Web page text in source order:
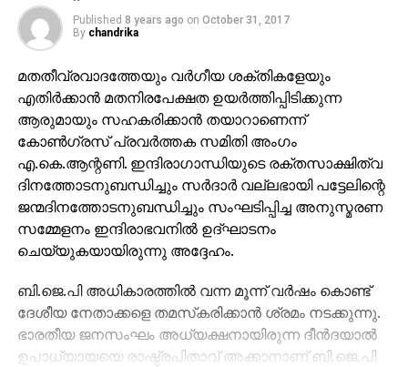
Published 8 years ago on October 31, 2017
By chandrika
മതതീവ്രവാദത്തേയും വര്‍ഗീയ ശക്തികളേയും
എതിര്‍ക്കാന്‍ മതനിരപേക്ഷത ഉയര്‍ത്തിപ്പിടിക്കുന്ന
ആരുമായും സഹകരിക്കാന്‍ തയാറാണെന്ന്
കോണ്‍ഗ്രസ് പ്രവര്‍ത്തക സമിതി അംഗം
എ.കെ.ആന്റണി. ഇന്ദിരാഗാന്ധിയുടെ രക്തസാക്ഷിത്വ
ദിനത്തോടനുബന്ധിച്ചും സര്‍ദാര്‍ വല്ലഭായി പട്ടേലിന്റെ
ജന്മദിനത്തോടനുബന്ധിച്ചും സംഘടിപ്പിച്ച അനുസ്മരണ
സമ്മേളനം ഇന്ദിരാഭവനില്‍ ഉദ്ഘാടനം
ചെയ്യുകയായിരുന്നു അദ്ദേഹം.
ബി.ജെ.പി അധികാരത്തില്‍ വന്ന മൂന്ന് വര്‍ഷം കൊണ്ട്
ദേശീയ നേതാക്കളെ തമസ്‌കരിക്കാന്‍ ശ്രമം നടക്കുന്നു.
ഭാരതീയ ജനസംഘം അധ്യക്ഷനായിരുന്ന ദീന്‍ദയാല്‍
ഉപാധ്യായയെ രാഷ്ട്രപിതാവ് അക്കാനാണ് ബി.ജെ.പി